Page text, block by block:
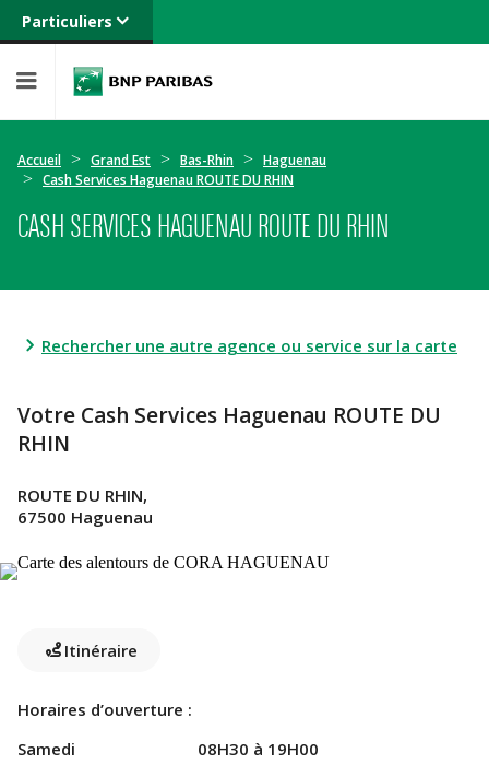
Particuliers
Banque privée
Entreprises
Accueil Grand Est Bas-Rhin
Haguenau
Cash Services Haguenau ROUTE DU RHIN
CASH SERVICES HAGUENAU ROUTE DU RHIN
Rechercher une autre agence ou service sur la carte
Votre Cash Services Haguenau ROUTE DU
RHIN
ROUTE DU RHIN,
67500 Haguenau
Itinéraire
Horaires d’ouverture :
Samedi
08H30 à 19H00